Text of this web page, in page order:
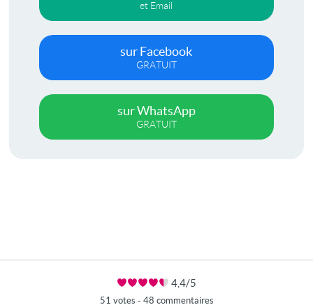
et Email
sur Facebook
GRATUIT
sur WhatsApp
GRATUIT
4,4/5
51 votes - 48 commentaires